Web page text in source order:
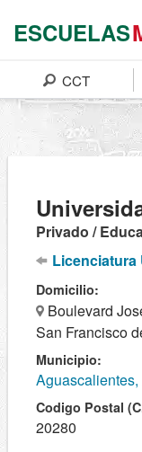
ESCUELAS
CCT
Privado /
Licenciatura
Domicilio:
Boulevard
San Francisco
Municipio:
Codigo Postal
20280